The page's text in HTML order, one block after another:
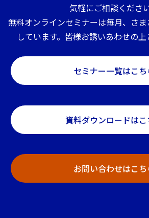
気軽にご相談ください
無料オンラインセミナーは毎月、さ
しています。皆様お誘いあわせの上
セミナー一覧はこち
資料ダウンロードはこ
お問い合わせはこち